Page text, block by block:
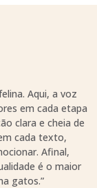
Aqui, a voz
em cada etapa
clara e cheia de
cada texto,
Afinal,
é o maior
gatos.”